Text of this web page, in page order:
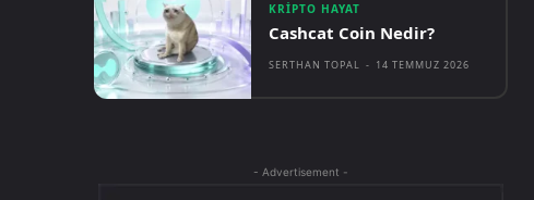
KRIPTO HAYAT
Cashcat Coin Nedir?
SERTHAN TOPAL - 14 TEMMUZ 2026
- Advertisement -